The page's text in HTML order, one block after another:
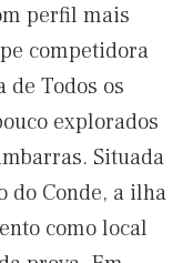
perfil mais
competidora
de Todos os
explorados
Situada
do Conde, a ilha
como local